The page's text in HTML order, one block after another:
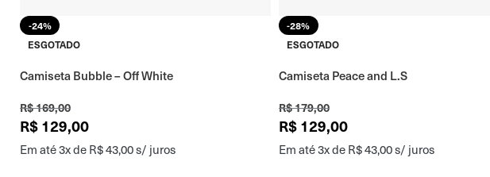
-24%
ESGOTADO
Camiseta Bubble – Off White
R$169,00
R$129,00
Em até 3x de R$43,00s/ juros
-28%
ESGOTADO
Camiseta Peace and L.S
R$179,00
R$129,00
Em até 3x de R$43,00s/ juros